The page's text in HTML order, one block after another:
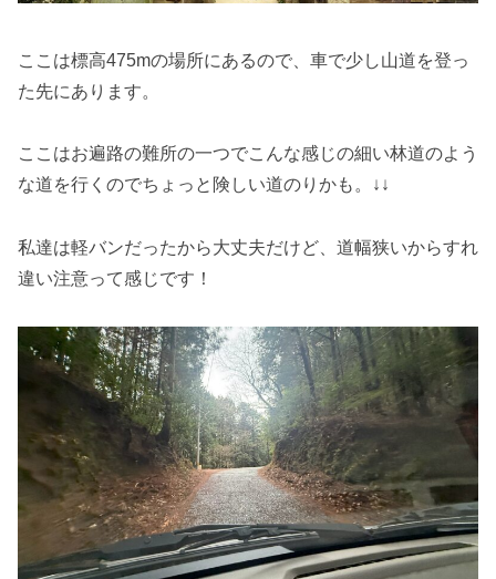
ここは標高475mの場所にあるので、車で少し山道を登っ
た先にあります。
ここはお遍路の難所の一つでこんな感じの細い林道のよう
な道を行くのでちょっと険しい道のりかも。↓↓
私達は軽バンだったから大丈夫だけど、道幅狭いからすれ
違い注意って感じです！